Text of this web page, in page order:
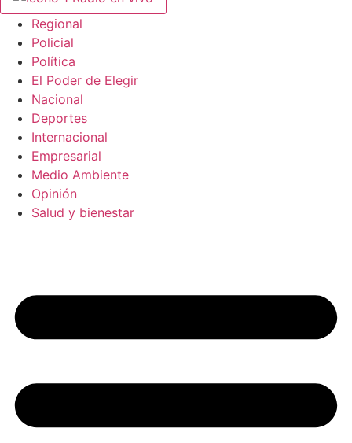
Regional
Policial
Política
El Poder de Elegir
Nacional
Deportes
Internacional
Empresarial
Medio Ambiente
Opinión
Salud y bienestar